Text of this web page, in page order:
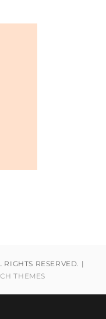
RIGHTS RESERVED. |
THEMES